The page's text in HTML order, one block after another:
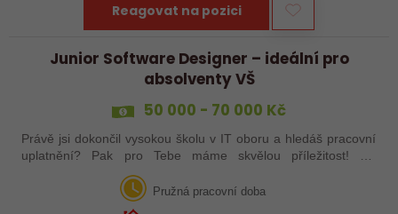
Reagovat na pozici
Junior Software Designer – ideální pro
absolventy VŠ
50 000 - 70 000 Kč
Právě jsi dokončil vysokou školu v IT oboru a hledáš pracovní
uplatnění? Pak pro Tebe máme skvělou příležitost! Do
společnosti zabývající se vývojem softwaru pro dopravní
odvětví hledáme Junior…Pružná pracovní doba